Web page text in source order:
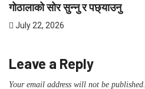
गोठालाको सोर सुन्नु र पछ्याउनु
July 22, 2026
Leave a Reply
Your email address will not be published.